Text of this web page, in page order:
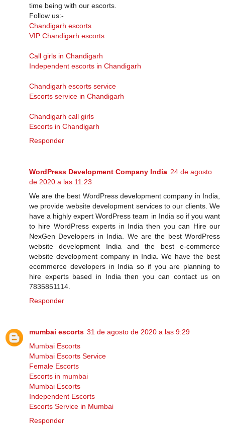
time being with our escorts.
Follow us:-
Chandigarh escorts
VIP Chandigarh escorts
Call girls in Chandigarh
Independent escorts in Chandigarh
Chandigarh escorts service
Escorts service in Chandigarh
Chandigarh call girls
Escorts in Chandigarh
Responder
WordPress Development Company India 24 de agosto
de 2020 a las 11:23
We are the best WordPress development company in India,
we provide website development services to our clients. We
have a highly expert WordPress team in India so if you want
to hire WordPress experts in India then you can Hire our
NexGen Developers in India. We are the best WordPress
website development India and the best e-commerce
website development company in India. We have the best
ecommerce developers in India so if you are planning to
hire experts based in India then you can contact us on
7835851114.
Responder
mumbai escorts 31 de agosto de 2020 a las 9:29
Mumbai Escorts
Mumbai Escorts Service
Female Escorts
Escorts in mumbai
Mumbai Escorts
Independent Escorts
Escorts Service in Mumbai
Responder